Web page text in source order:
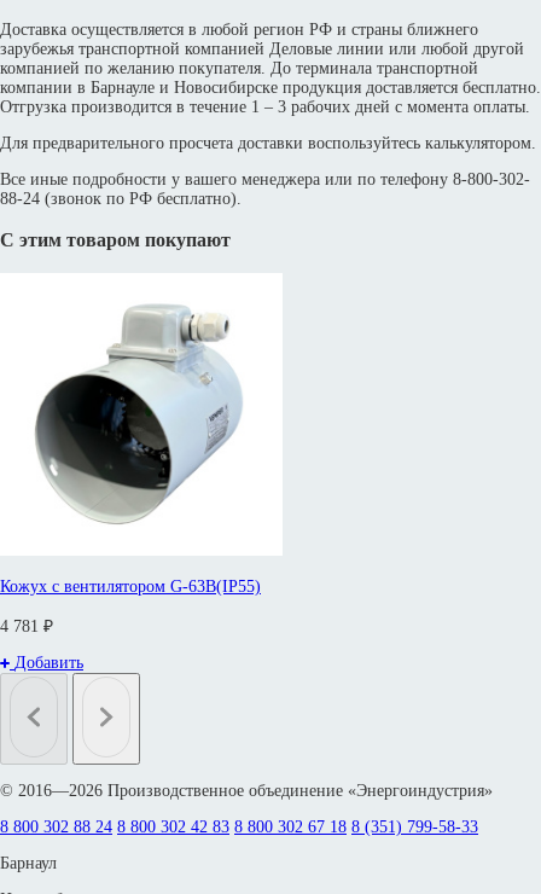
Доставка осуществляется в любой регион РФ и страны ближнего
зарубежья транспортной компанией Деловые линии или любой другой
компанией по желанию покупателя. До терминала транспортной
компании в Барнауле и Новосибирске продукция доставляется бесплатно.
Отгрузка производится в течение 1 – 3 рабочих дней с момента оплаты.
Для предварительного просчета доставки воспользуйтесь калькулятором.
Все иные подробности у вашего менеджера или по телефону 8-800-302-
88-24 (звонок по РФ бесплатно).
С этим товаром покупают
Кожух с вентилятором G-63B(IP55)
4 781 ₽
Добавить
© 2016—2026 Производственное объединение «Энергоиндустрия»
8 800 302 88 24 8 800 302 42 83 8 800 302 67 18 8 (351) 799-58-33
Барнаул